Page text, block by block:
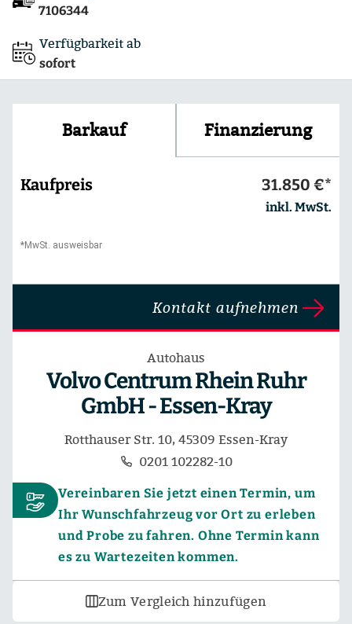
7106344
Verfügbarkeit ab
sofort
Barkauf Finanzierung
Kaufpreis 31.850 €*
inkl. MwSt.
*MwSt. ausweisbar
Kontakt aufnehmen
Autohaus
Volvo Centrum Rhein Ruhr
GmbH - Essen-Kray
Rotthauser Str. 10, 45309 Essen-Kray
0201 102282-10
Vereinbaren Sie jetzt einen Termin, um
Ihr Wunschfahrzeug vor Ort zu erleben
und Probe zu fahren. Ohne Termin kann
es zu Wartezeiten kommen.
Zum Vergleich hinzufügen